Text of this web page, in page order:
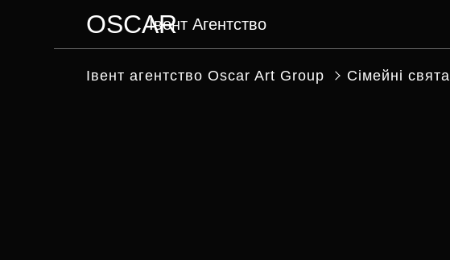
OSCARІвент Агентство
Iвент агентство Оscar Art Group Сімейні свята